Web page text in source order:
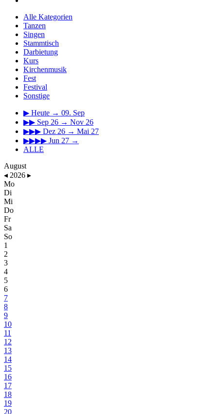
Alle Kategorien
Tanzen
Singen
Stammtisch
Darbietung
Kurs
Kirchenmusik
Fest
Festival
Sonstige
▶ Heute → 09. Sep
▶▶ Sep 26 → Nov 26
▶▶▶ Dez 26 → Mai 27
▶▶▶▶ Jun 27 →
ALLE
August
◂ 2026 ▸
Mo
Di
Mi
Do
Fr
Sa
So
1
2
3
4
5
6
7
8
9
10
11
12
13
14
15
16
17
18
19
20